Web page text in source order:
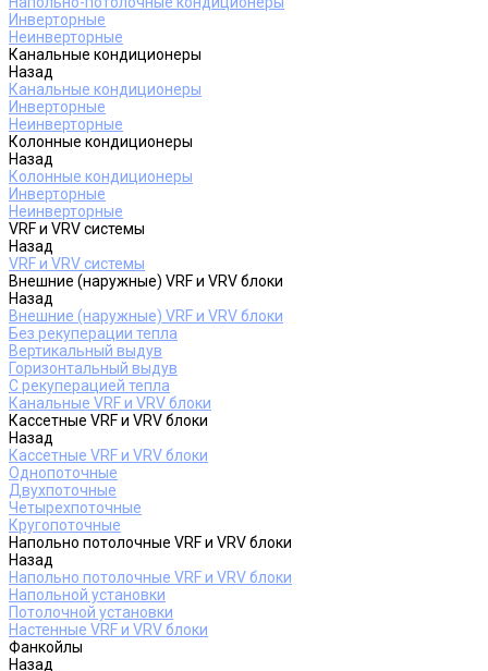
Инверторные
Неинверторные
Канальные кондиционеры
Назад
Канальные кондиционеры
Инверторные
Неинверторные
Колонные кондиционеры
Назад
Колонные кондиционеры
Инверторные
Неинверторные
VRF и VRV системы
Назад
VRF и VRV системы
Внешние (наружные) VRF и VRV блоки
Назад
Внешние (наружные) VRF и VRV блоки
Без рекуперации тепла
Вертикальный выдув
Горизонтальный выдув
С рекуперацией тепла
Канальные VRF и VRV блоки
Кассетные VRF и VRV блоки
Назад
Кассетные VRF и VRV блоки
Однопоточные
Двухпоточные
Четырехпоточные
Кругопоточные
Напольно потолочные VRF и VRV блоки
Назад
Напольно потолочные VRF и VRV блоки
Напольной установки
Потолочной установки
Настенные VRF и VRV блоки
Фанкойлы
Назад